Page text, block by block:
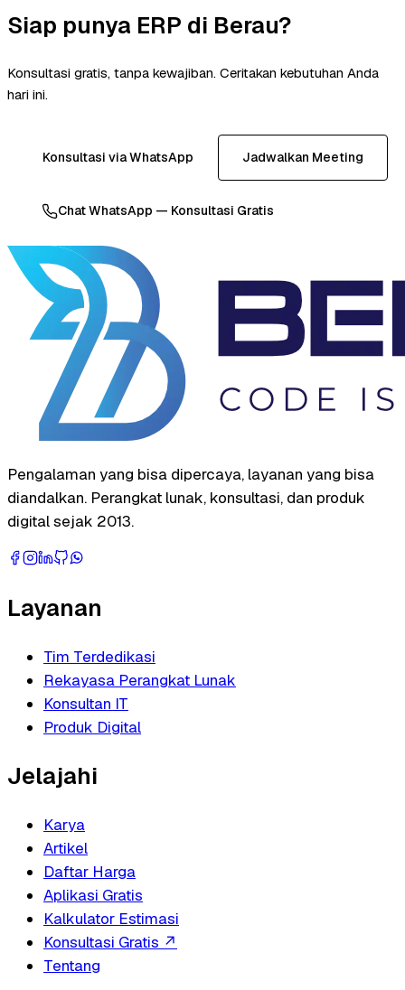
Siap punya ERP di Berau?
Konsultasi gratis, tanpa kewajiban. Ceritakan kebutuhan Anda
hari ini.
Konsultasi via WhatsApp Jadwalkan Meeting
Chat WhatsApp — Konsultasi Gratis
Pengalaman yang bisa dipercaya, layanan yang bisa
diandalkan. Perangkat lunak, konsultasi, dan produk
digital sejak 2013.
Layanan
Tim Terdedikasi
Rekayasa Perangkat Lunak
Konsultan IT
Produk Digital
Jelajahi
Karya
Artikel
Daftar Harga
Aplikasi Gratis
Kalkulator Estimasi
Konsultasi Gratis ↗
Tentang